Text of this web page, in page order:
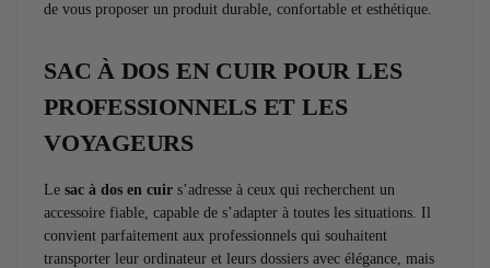
de vous proposer un produit durable, confortable et esthétique.
SAC À DOS EN CUIR POUR LES
PROFESSIONNELS ET LES
VOYAGEURS
Le sac à dos en cuir s’adresse à ceux qui recherchent un
accessoire fiable, capable de s’adapter à toutes les situations. Il
convient parfaitement aux professionnels qui souhaitent
transporter leur ordinateur et leurs dossiers avec élégance, mais